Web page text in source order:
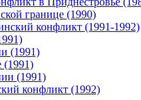
границе (1990)
конфликт (1991-1992)
(1991)
(1991)
(1991)
конфликт (1992)